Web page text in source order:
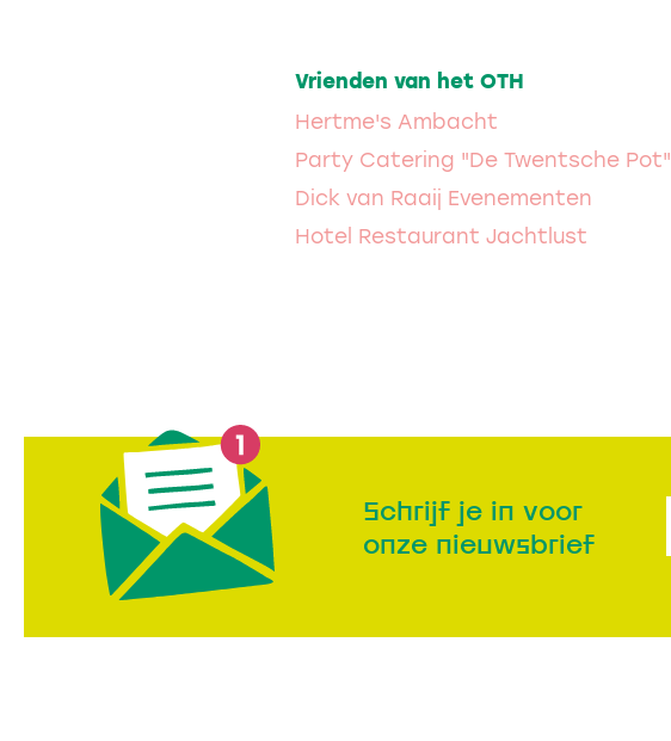
Vrienden van het OTH
Hertme's Ambacht
Party Catering "De Twentsche Pot"
Dick van Raaij Evenementen
Hotel Restaurant Jachtlust
Schrijf je in voor
onze nieuwsbrief